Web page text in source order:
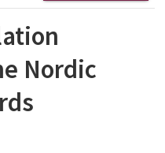
Nordic